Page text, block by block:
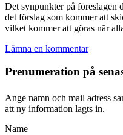
Det synpunkter på föreslagen
det förslag som kommer att
vilket kommer att göras när
Lämna en kommentar
Prenumeration på
Ange namn och mail adress
att ny information lagts in.
Name